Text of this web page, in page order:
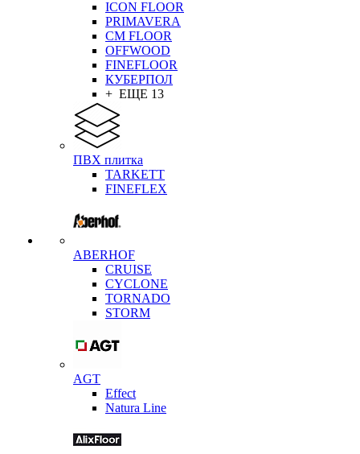
ICON FLOOR
PRIMAVERA
CM FLOOR
OFFWOOD
FINEFLOOR
КУБЕРПОЛ
+ ЕЩЕ 13
ПВХ плитка
TARKETT
FINEFLEX
ABERHOF
CRUISE
CYCLONE
TORNADO
STORM
AGT
Effect
Natura Line